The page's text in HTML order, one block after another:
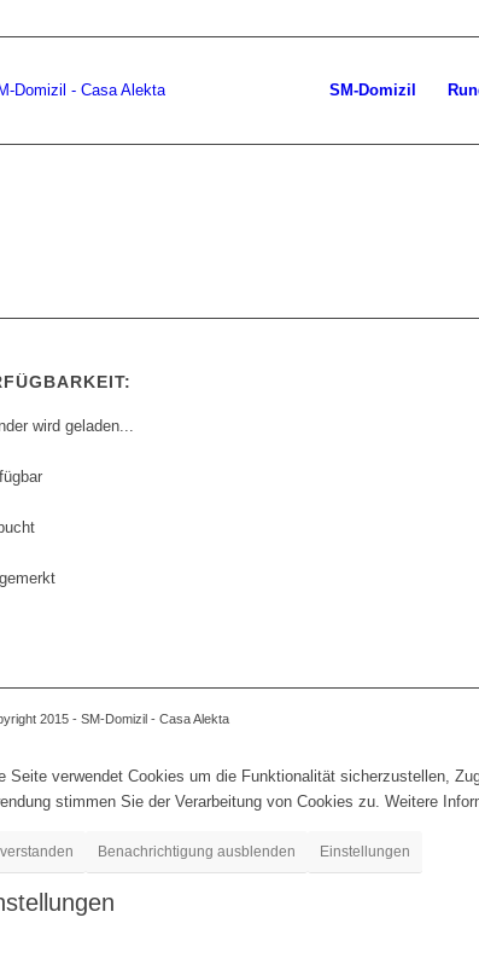
SM-Domizil
wird geladen...
2015 - SM-Domizil - Casa Alekta
Seite verwendet Cookies um die Funktionalität sicherzustellen,
stimmen Sie der Verarbeitung von Cookies zu. Weitere
Benachrichtigung ausblenden Einstellungen